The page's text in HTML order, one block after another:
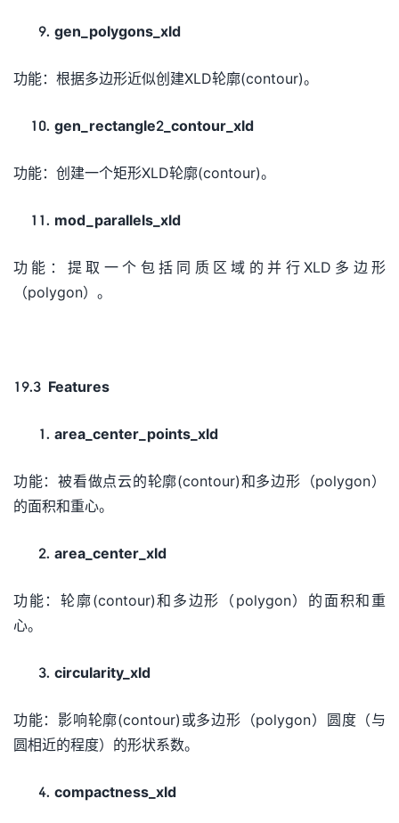
gen_polygons_xld
功能：根据多边形近似创建XLD轮廓(contour)。
gen_rectangle2_contour_xld
功能：创建一个矩形XLD轮廓(contour)。
mod_parallels_xld
功能：提取一个包括同质区域的并行XLD多边形
（polygon）。
19.3 Features
area_center_points_xld
功能：被看做点云的轮廓(contour)和多边形（polygon）
的面积和重心。
area_center_xld
功能：轮廓(contour)和多边形（polygon）的面积和重
心。
circularity_xld
功能：影响轮廓(contour)或多边形（polygon）圆度（与
圆相近的程度）的形状系数。
compactness_xld